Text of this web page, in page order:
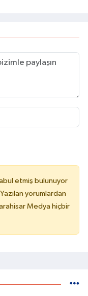
etmiş bulunuyor
yorumlardan
Medya hiçbir